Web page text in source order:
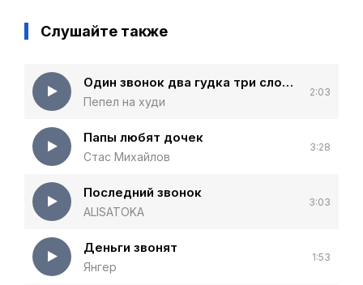
Слушайте также
Один звонок два гудка три слова и ты моя
Пепел на худи
2:03
Папы любят дочек
Стас Михайлов
3:28
Последний звонок
ALISATOKA
3:03
Деньги звонят
Янгер
1:53